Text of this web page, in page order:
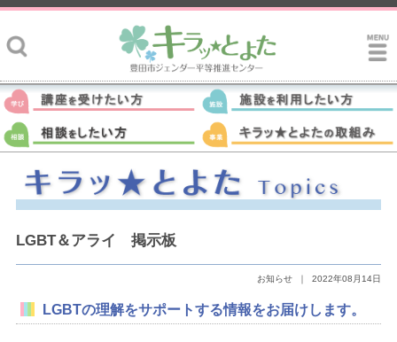
LGBT＆アライ 掲示板
お知らせ ｜ 2022年08月14日
LGBTの理解をサポートする情報をお届けします。